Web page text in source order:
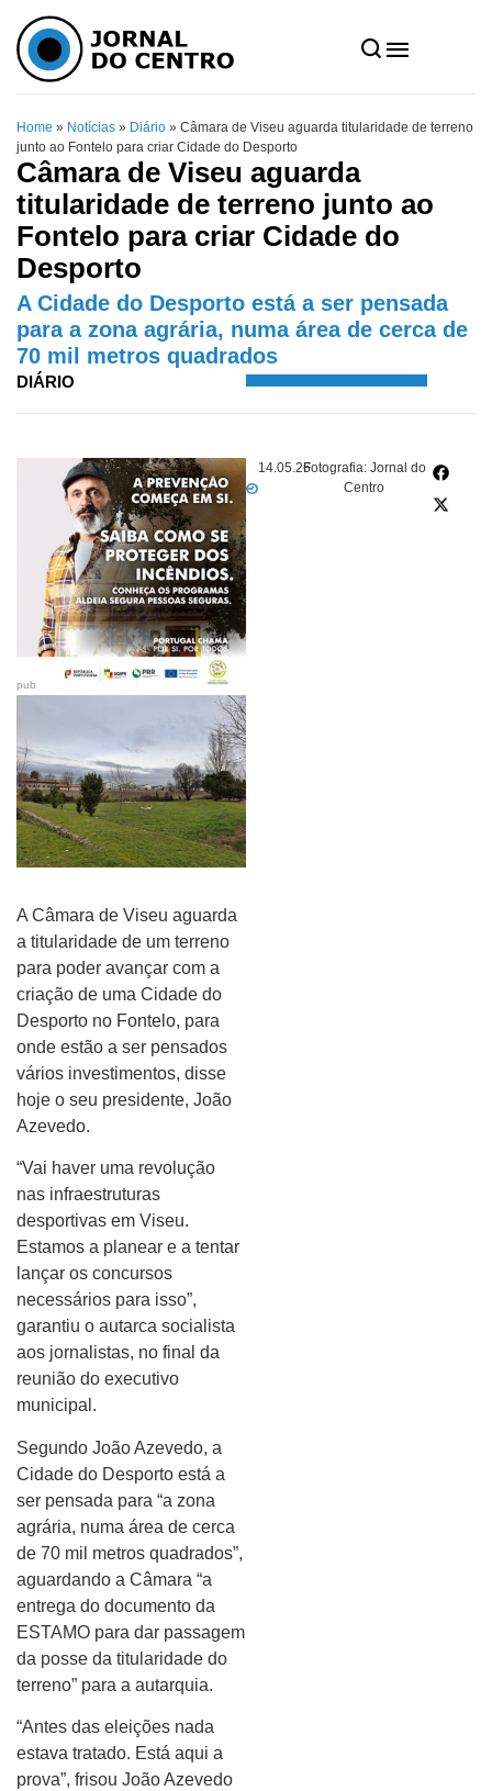
Home » Notícias » Diário » Câmara de Viseu aguarda titularidade de terreno
junto ao Fontelo para criar Cidade do Desporto
Câmara de Viseu aguarda
titularidade de terreno junto ao
Fontelo para criar Cidade do
Desporto
A Cidade do Desporto está a ser pensada
para a zona agrária, numa área de cerca de
70 mil metros quadrados
DIÁRIO
14.05.26Fotografia: Jornal do
Centro
pub
A Câmara de Viseu aguarda
a titularidade de um terreno
para poder avançar com a
criação de uma Cidade do
Desporto no Fontelo, para
onde estão a ser pensados
vários investimentos, disse
hoje o seu presidente, João
Azevedo.
“Vai haver uma revolução
nas infraestruturas
desportivas em Viseu.
Estamos a planear e a tentar
lançar os concursos
necessários para isso”,
garantiu o autarca socialista
aos jornalistas, no final da
reunião do executivo
municipal.
Segundo João Azevedo, a
Cidade do Desporto está a
ser pensada para “a zona
agrária, numa área de cerca
de 70 mil metros quadrados”,
aguardando a Câmara “a
entrega do documento da
ESTAMO para dar passagem
da posse da titularidade do
terreno” para a autarquia.
“Antes das eleições nada
estava tratado. Está aqui a
prova”, frisou João Azevedo